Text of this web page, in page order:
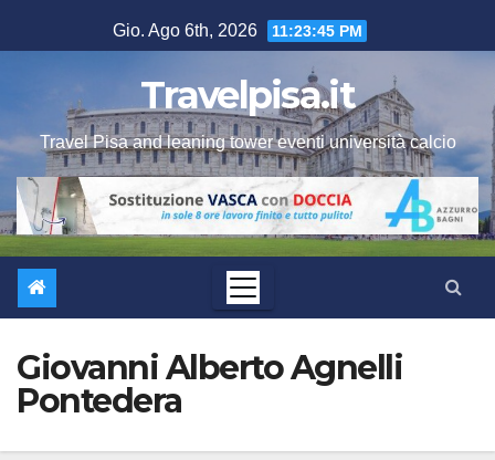
al
Gio. Ago 6th, 2026 11:23:46 PM
Travelpisa.it
Travel Pisa and leaning tower eventi università calcio
Giovanni Alberto Agnelli
Pontedera